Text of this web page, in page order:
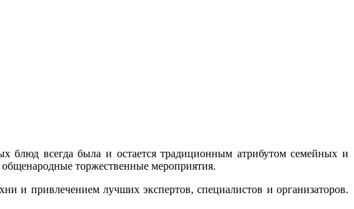
блюд всегда была и остается традиционным атрибутом семейных и
торжественные мероприятия.
и привлечением лучших экспертов, специалистов и организаторов.